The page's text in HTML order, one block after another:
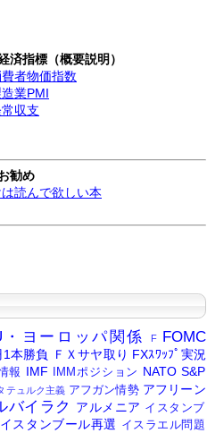
済指標（概要説明）
者物価指数
業PMI
収支
勧め
読んで欲しい本
・ヨーロッパ関係 F FOMC
本勝負 ＦＸサヤ取り FXｽﾜｯﾌﾟ実況
報 IMF IMMポジション NATO S&P
テュルク主義 アフガン情勢 アフリーン
バイラク アルメニア イスタンブ
イスタンブール再選 イスラエル問題